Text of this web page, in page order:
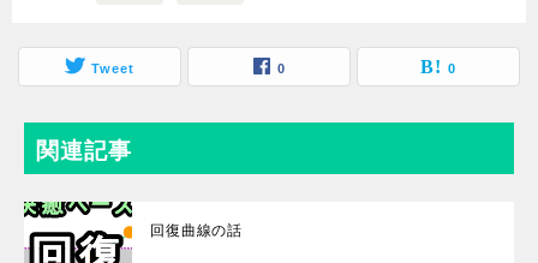
Tweet 0 0
関連記事
回復曲線の話